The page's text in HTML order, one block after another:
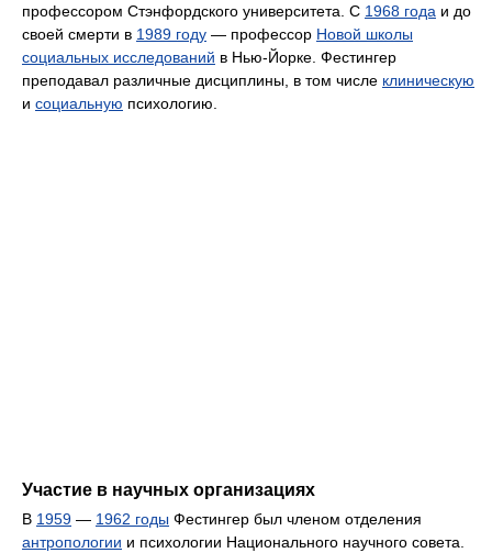
профессором Стэнфордского университета. С 1968 года и до
своей смерти в 1989 году — профессор Новой школы
социальных исследований в Нью-Йорке. Фестингер
преподавал различные дисциплины, в том числе клиническую
и социальную психологию.
Участие в научных организациях
В 1959 — 1962 годы Фестингер был членом отделения
антропологии и психологии Национального научного совета.